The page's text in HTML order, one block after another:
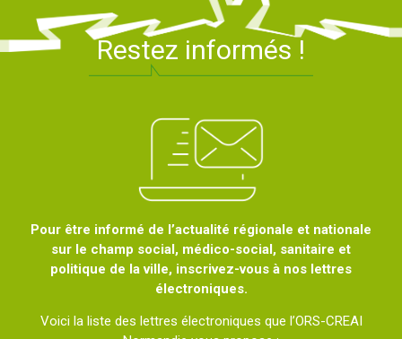
Restez informés !
Pour être informé de l’actualité régionale et nationale
sur le champ social, médico-social, sanitaire et
politique de la ville, inscrivez-vous à nos lettres
électroniques.
Voici la liste des lettres électroniques que l’ORS-CREAI